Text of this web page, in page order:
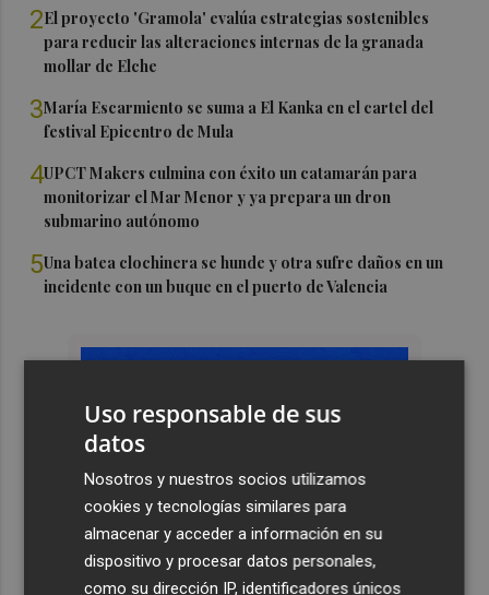
2El proyecto 'Gramola' evalúa estrategias sostenibles
para reducir las alteraciones internas de la granada
mollar de Elche
3María Escarmiento se suma a El Kanka en el cartel del
festival Epicentro de Mula
4UPCT Makers culmina con éxito un catamarán para
monitorizar el Mar Menor y ya prepara un dron
submarino autónomo
5Una batea clochinera se hunde y otra sufre daños en un
incidente con un buque en el puerto de Valencia
Uso responsable de sus
datos
Nosotros y nuestros socios utilizamos
cookies y tecnologías similares para
almacenar y acceder a información en su
dispositivo y procesar datos personales,
como su dirección IP, identificadores únicos